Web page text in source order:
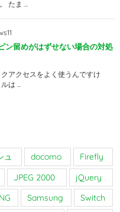
たま ...
ン留めがはずせない場合の対処
アクセスをよく使うんですけ
は ...
ュ docomo
Firefly
JPEG 2000
jQuery
Samsung
Switch